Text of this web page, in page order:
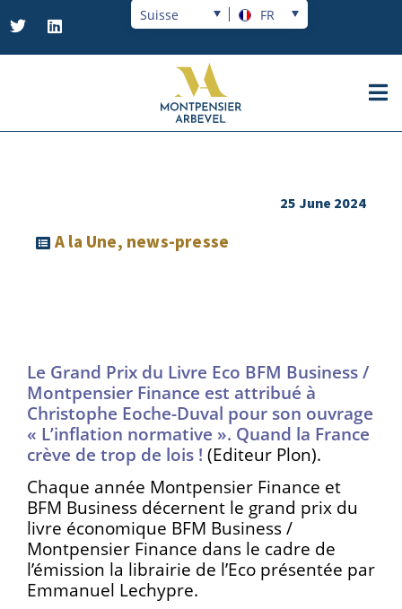
Suisse FR
25 June 2024
A la Une, news-presse
Le Grand Prix du Livre Eco BFM Business /
Montpensier Finance est attribué à
Christophe Eoche-Duval pour son ouvrage
« L’inflation normative ». Quand la France
crève de trop de lois ! (Editeur Plon).
Chaque année Montpensier Finance et
BFM Business décernent le grand prix du
livre économique BFM Business /
Montpensier Finance dans le cadre de
l’émission la librairie de l’Eco présentée par
Emmanuel Lechypre.